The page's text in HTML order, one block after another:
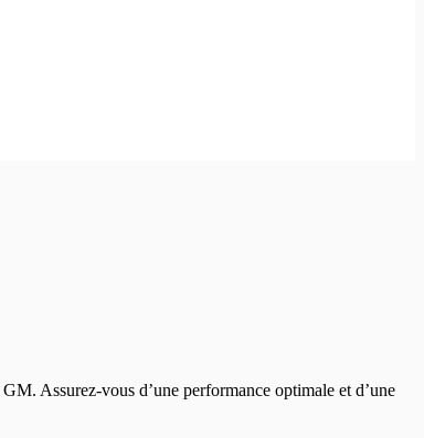
Assurez-vous d’une performance optimale et d’une